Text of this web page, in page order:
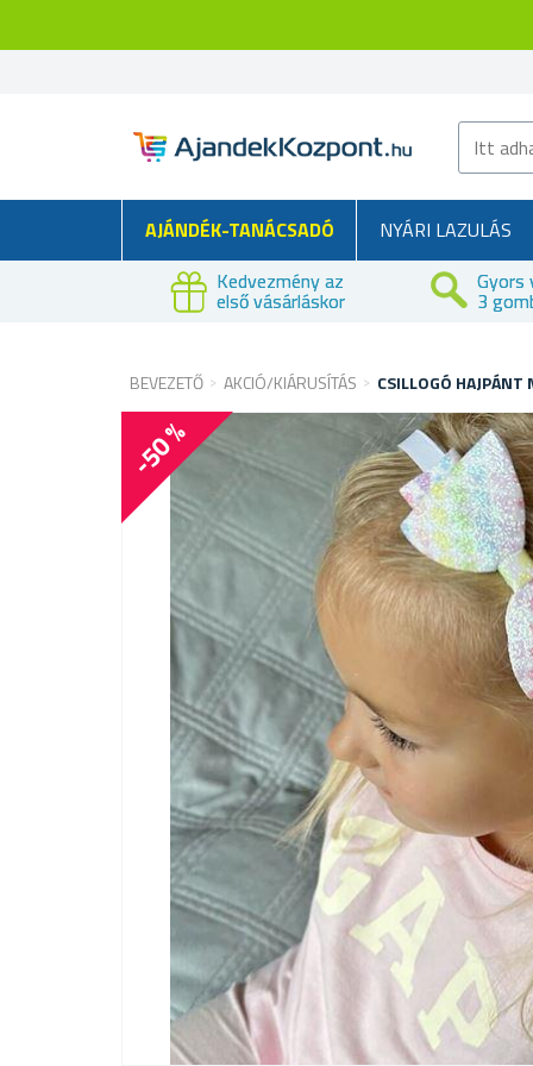
AJÁNDÉK-TANÁCSADÓ NYÁRI LAZULÁS
Kedvezmény az
első vásárláskor
Gyors
3
BEVEZETŐ AKCIÓ/KIÁRUSÍTÁS CSILLOGÓ HAJPÁNT
-50 %